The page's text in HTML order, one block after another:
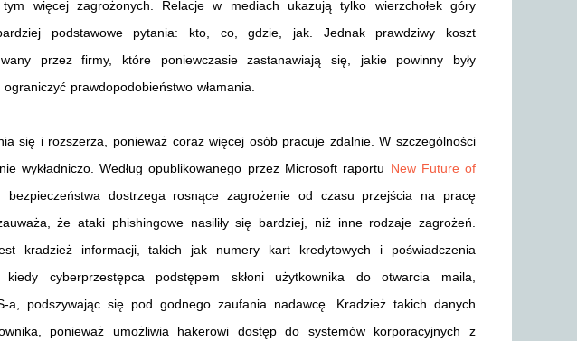
więcej zagrożonych. Relacje w mediach ukazują tylko wierzchołek góry
podstawowe pytania: kto, co, gdzie, jak. Jednak prawdziwy koszt
przez firmy, które poniewczasie zastanawiają się, jakie powinny były
prawdopodobieństwo włamania.
się i rozszerza, ponieważ coraz więcej osób pracuje zdalnie. W szczególności
wykładniczo. Według opublikowanego przez Microsoft raportu New Future of
bezpieczeństwa dostrzega rosnące zagrożenie od czasu przejścia na pracę
że ataki phishingowe nasiliły się bardziej, niż inne rodzaje zagrożeń.
kradzież informacji, takich jak numery kart kredytowych i poświadczenia
cyberprzestępca podstępem skłoni użytkownika do otwarcia maila,
a, podszywając się pod godnego zaufania nadawcę. Kradzież takich danych
ponieważ umożliwia hakerowi dostęp do systemów korporacyjnych z